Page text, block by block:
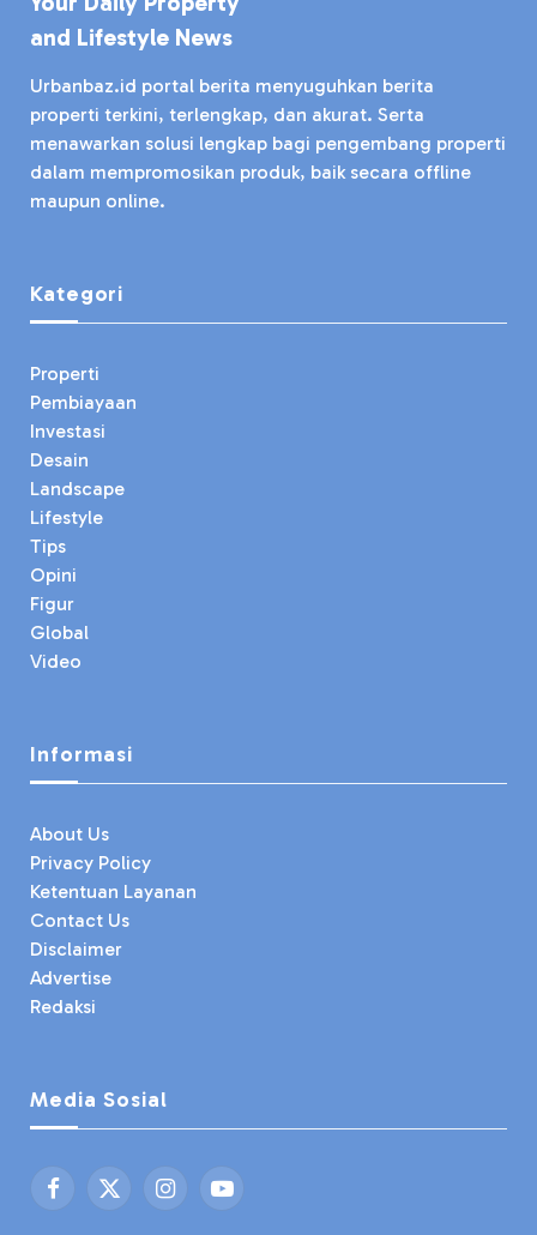
and Lifestyle News
Urbanbaz.id portal berita menyuguhkan berita
properti terkini, terlengkap, dan akurat. Serta
menawarkan solusi lengkap bagi pengembang properti
dalam mempromosikan produk, baik secara offline
maupun online.
Kategori
Properti
Pembiayaan
Investasi
Desain
Landscape
Lifestyle
Tips
Opini
Figur
Global
Video
Informasi
About Us
Privacy Policy
Ketentuan Layanan
Contact Us
Disclaimer
Advertise
Redaksi
Media Sosial
Facebook
X
InstagramYouTube